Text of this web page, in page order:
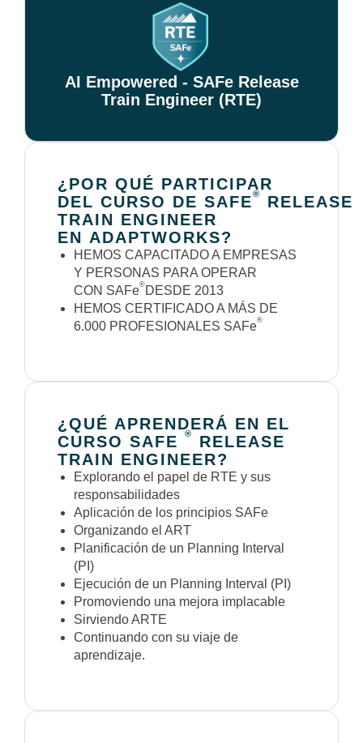
AI Empowered - SAFe Release
Train Engineer (RTE)
¿POR QUÉ PARTICIPAR
DEL CURSO DE SAFE®
RELEASE
TRAIN ENGINEER
EN ADAPTWORKS?
HEMOS CAPACITADO A EMPRESAS
Y PERSONAS PARA OPERAR
CON SAFe® DESDE 2013
HEMOS CERTIFICADO A MÁS DE
6.000 PROFESIONALES SAFe®
¿QUÉ APRENDERÁ EN EL
CURSO SAFE
®
RELEASE
TRAIN ENGINEER?
Explorando el papel de RTE y sus
responsabilidades
Aplicación de los principios SAFe
Organizando el ART
Planificación de un Planning Interval
(PI)
Ejecución de un Planning Interval (PI)
Promoviendo una mejora implacable
Sirviendo ARTE
Continuando con su viaje de
aprendizaje.